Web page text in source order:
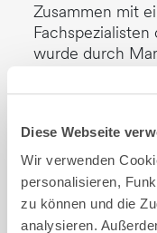
Diese Webseite
Wir verwenden
personalisieren,
zu können und die
analysieren.
Zusammen mit
Fachspezialisten
wurde durch
welche nach
Migration der
ins PSZ bildet.
Applikationen
Erschliessung
sowie die